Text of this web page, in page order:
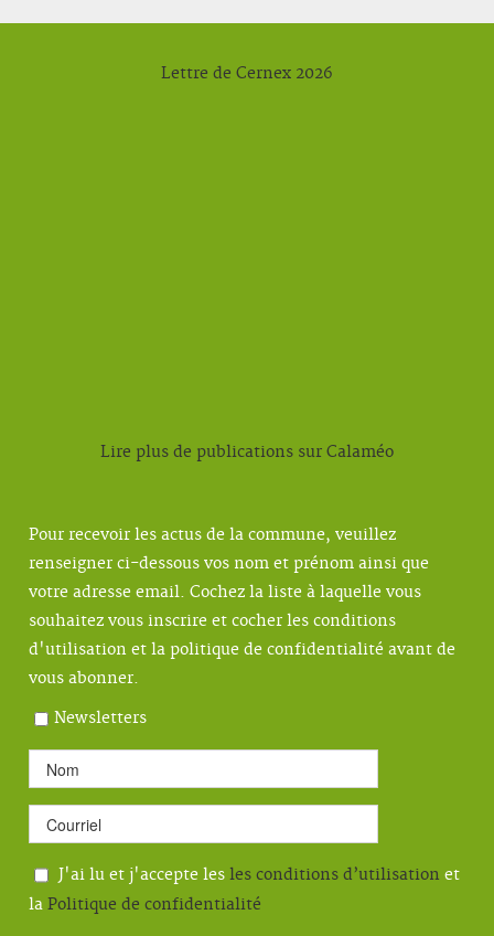
Lettre de Cernex 2026
Lire plus de publications sur Calaméo
Pour recevoir les actus de la commune, veuillez
renseigner ci-dessous vos nom et prénom ainsi que
votre adresse email. Cochez la liste à laquelle vous
souhaitez vous inscrire et cocher les conditions
d'utilisation et la politique de confidentialité avant de
vous abonner.
Newsletters
J'ai lu et j'accepte les les conditions d’utilisation et
la Politique de confidentialité